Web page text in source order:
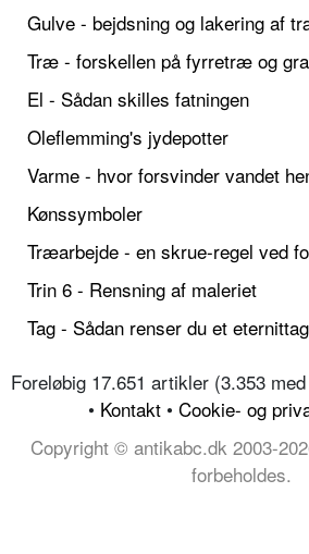
Gulve - bejdsning og lakering af
Træ - forskellen på fyrretræ og
El - Sådan skilles fatningen
Oleflemming's jydepotter
Varme - hvor forsvinder vandet
Kønssymboler
Træarbejde - en skrue-regel ved
Trin 6 - Rensning af maleriet
Tag - Sådan renser du et eternittag
Foreløbig 17.651 artikler (3.353
• Kontakt • Cookie- og
Copyright © antikabc.dk 2003-
forbeholdes.